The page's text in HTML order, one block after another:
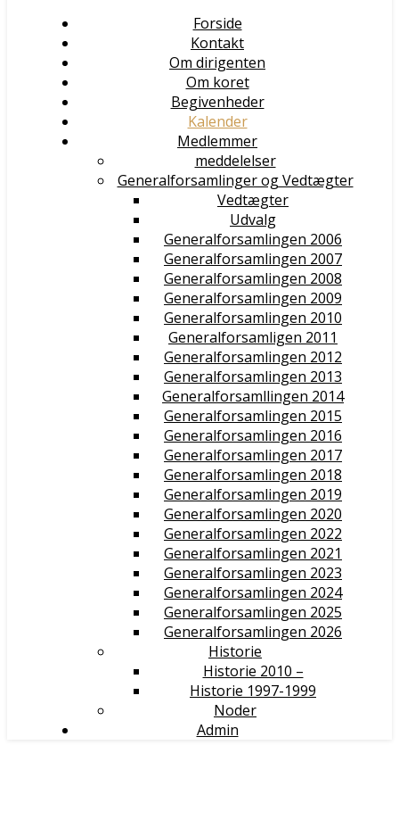
Forside
Kontakt
Om dirigenten
Om koret
Begivenheder
Kalender
Medlemmer
meddelelser
Generalforsamlinger og Vedtægter
Vedtægter
Udvalg
Generalforsamlingen 2006
Generalforsamlingen 2007
Generalforsamlingen 2008
Generalforsamlingen 2009
Generalforsamlingen 2010
Generalforsamligen 2011
Generalforsamlingen 2012
Generalforsamlingen 2013
Generalforsamllingen 2014
Generalforsamlingen 2015
Generalforsamlingen 2016
Generalforsamlingen 2017
Generalforsamlingen 2018
Generalforsamlingen 2019
Generalforsamlingen 2020
Generalforsamlingen 2022
Generalforsamlingen 2021
Generalforsamlingen 2023
Generalforsamlingen 2024
Generalforsamlingen 2025
Generalforsamlingen 2026
Historie
Historie 2010 –
Historie 1997-1999
Noder
Admin